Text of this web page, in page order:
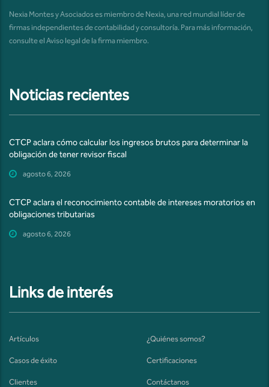
Nexia Montes y Asociados es miembro de Nexia, una red mundial líder de
firmas independientes de contabilidad y consultoría. Para más información,
consulte el Aviso legal de la firma miembro.
Noticias recientes
CTCP aclara cómo calcular los ingresos brutos para determinar la
obligación de tener revisor fiscal
agosto 6, 2026
CTCP aclara el reconocimiento contable de intereses moratorios en
obligaciones tributarias
agosto 6, 2026
Links de interés
Artículos ¿Quiénes somos?
Casos de éxito Certificaciones
Clientes Contáctanos